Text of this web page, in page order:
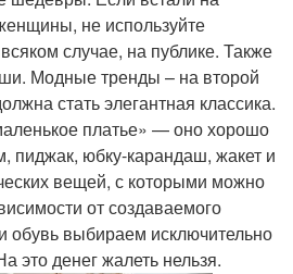
не используйте
случае, на публике. Также
Модные тренды – на второй
стать элегантная классика.
платье» — оно хорошо
пиджак, юбку-карандаш, жакет и
вещей, с которыми можно
от создаваемого
обувь выбираем исключительно
это денег жалеть нельзя.